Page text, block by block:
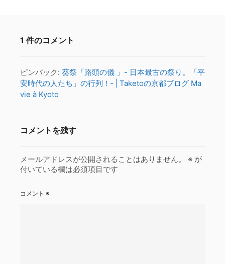
1 件のコメント
ピンバック: 葵祭「路頭の儀 」- 日本最古の祭り。「平
安時代の人たち」の行列！‐ | Taketoの京都ブログ Ma
vie à Kyoto
コメントを残す
メールアドレスが公開されることはありません。 ※ が
付いている欄は必須項目です
コメント ※